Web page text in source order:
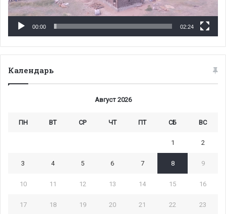
00:00 02:24
Календарь
Август 2026
ПН ВТ СР ЧТ ПТ СБ ВС
1 2
3 4 5 6 7 8 9
10 11 12 13 14 15 16
17 18 19 20 21 22 23